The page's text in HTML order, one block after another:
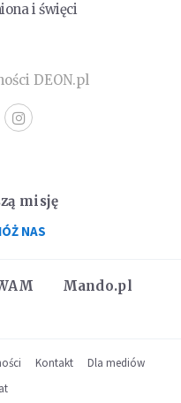
i święci
DEON.pl
Mando.pl
misję
NAS
Kontakt
Dla mediów